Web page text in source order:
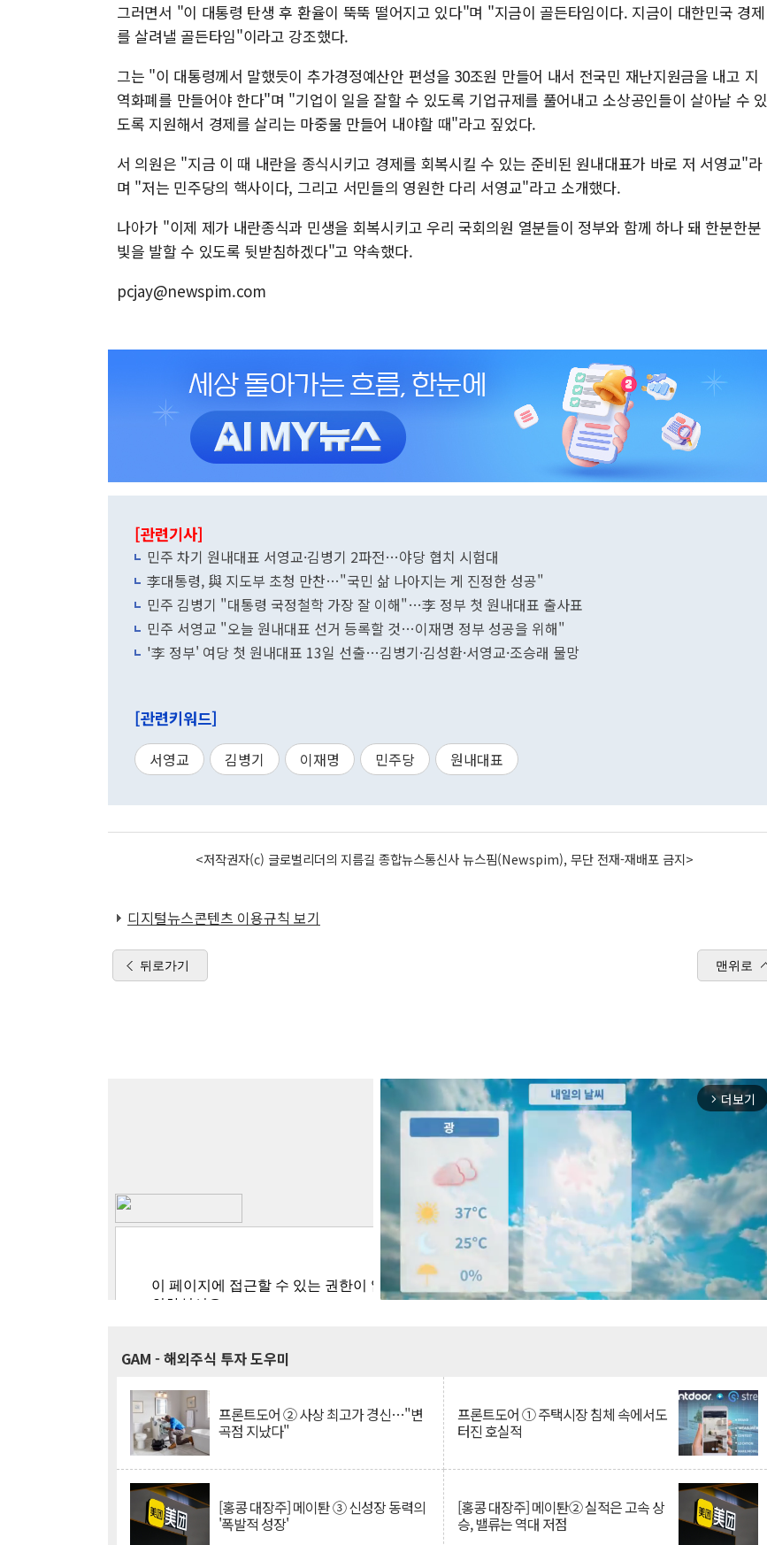
그러면서 "이 대통령 탄생 후 환율이 뚝뚝 떨어지고 있다"며 "지금이 골든타임이다. 지금이 대한민국 경제
를 살려낼 골든타임"이라고 강조했다.
그는 "이 대통령께서 말했듯이 추가경정예산안 편성을 30조원 만들어 내서 전국민 재난지원금을 내고 지
역화폐를 만들어야 한다"며 "기업이 일을 잘할 수 있도록 기업규제를 풀어내고 소상공인들이 살아날 수 있
도록 지원해서 경제를 살리는 마중물 만들어 내야할 때"라고 짚었다.
서 의원은 "지금 이 때 내란을 종식시키고 경제를 회복시킬 수 있는 준비된 원내대표가 바로 저 서영교"라
며 "저는 민주당의 핵사이다, 그리고 서민들의 영원한 다리 서영교"라고 소개했다.
나아가 "이제 제가 내란종식과 민생을 회복시키고 우리 국회의원 열분들이 정부와 함께 하나 돼 한분한분
빛을 발할 수 있도록 뒷받침하겠다"고 약속했다.
pcjay@newspim.com
[관련기사]
민주 차기 원내대표 서영교·김병기 2파전…야당 협치 시험대
李대통령, 與 지도부 초청 만찬…"국민 삶 나아지는 게 진정한 성공"
민주 김병기 "대통령 국정철학 가장 잘 이해"…李 정부 첫 원내대표 출사표
민주 서영교 "오늘 원내대표 선거 등록할 것…이재명 정부 성공을 위해"
'李 정부' 여당 첫 원내대표 13일 선출…김병기·김성환·서영교·조승래 물망
[관련키워드]
서영교 김병기 이재명 민주당 원내대표
<저작권자(c) 글로벌리더의 지름길 종합뉴스통신사 뉴스핌(Newspim), 무단 전재-재배포 금지>
디지털뉴스콘텐츠 이용규칙 보기
뒤로가기 맨위로
arrow_forward_ios 더보기
GAM - 해외주식 투자 도우미
프론트도어 ② 사상 최고가 경신…"변
곡점 지났다"
프론트도어 ① 주택시장 침체 속에서도
터진 호실적
[홍콩 대장주] 메이퇀 ③ 신성장 동력의
'폭발적 성장'
[홍콩 대장주] 메이퇀② 실적은 고속 상
승, 밸류는 역대 저점